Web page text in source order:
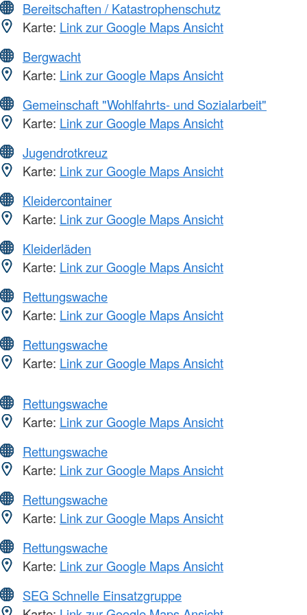
Bereitschaften / Katastrophenschutz
Karte: Link zur Google Maps Ansicht
Bergwacht
Karte: Link zur Google Maps Ansicht
Gemeinschaft "Wohlfahrts- und Sozialarbeit"
Karte: Link zur Google Maps Ansicht
Jugendrotkreuz
Karte: Link zur Google Maps Ansicht
Kleidercontainer
Karte: Link zur Google Maps Ansicht
Kleiderläden
Karte: Link zur Google Maps Ansicht
Rettungswache
Karte: Link zur Google Maps Ansicht
Rettungswache
Karte: Link zur Google Maps Ansicht
Rettungswache
Karte: Link zur Google Maps Ansicht
Rettungswache
Karte: Link zur Google Maps Ansicht
Rettungswache
Karte: Link zur Google Maps Ansicht
Rettungswache
Karte: Link zur Google Maps Ansicht
SEG Schnelle Einsatzgruppe